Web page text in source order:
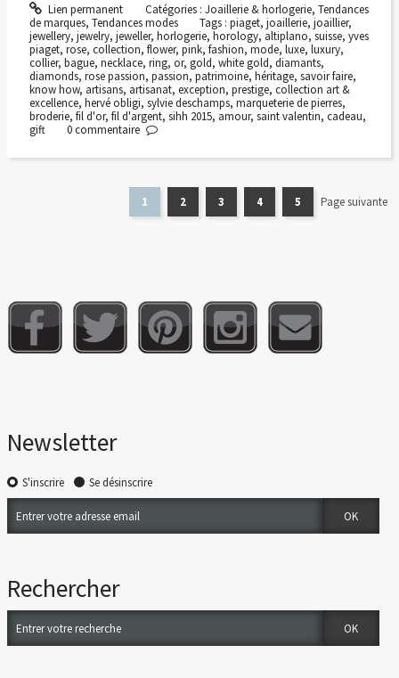
Lien permanent Catégories : Joaillerie & horlogerie, Tendances
de marques, Tendances modes Tags :piaget,joaillerie,joaillier,
jewellery, jewelry, jeweller, horlogerie, horology, altiplano, suisse, yves
piaget, rose, collection, flower, pink, fashion, mode, luxe, luxury,
collier, bague, necklace, ring, or, gold, white gold, diamants,
diamonds, rose passion, passion, patrimoine, héritage, savoir faire,
know how, artisans, artisanat, exception, prestige, collection art &
excellence, hervé obligi, sylvie deschamps, marqueterie de pierres,
broderie, fil d'or, fil d'argent, sihh 2015, amour, saint valentin, cadeau,
gift
0commentaire
1 2 3 4 5 Page suivante
Newsletter
S'inscrire Se désinscrire
Rechercher